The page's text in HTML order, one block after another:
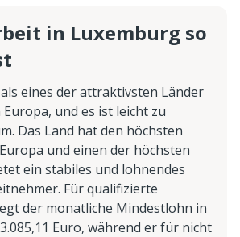
in Luxemburg so
eines der attraktivsten Länder
und es ist leicht zu
Das Land hat den höchsten
und einen der höchsten
ein stabiles und lohnendes
Für qualifizierte
der monatliche Mindestlohn in
Euro, während er für nicht